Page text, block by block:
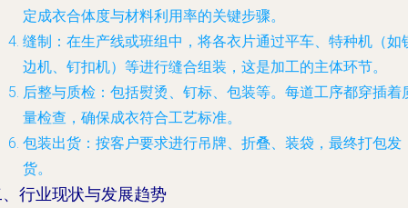
定成衣合体度与材料利用率的关键步骤。
缝制 ：在生产线或班组中，将各衣片通过平车、特种机（如
边机、钉扣机）等进行缝合组装，这是加工的主体环节。
后整与质检 ：包括熨烫、钉标、包装等。每道工序都穿插着
量检查，确保成衣符合工艺标准。
包装出货 ：按客户要求进行吊牌、折叠、装袋，最终打包发
货。
行业现状与发展趋势